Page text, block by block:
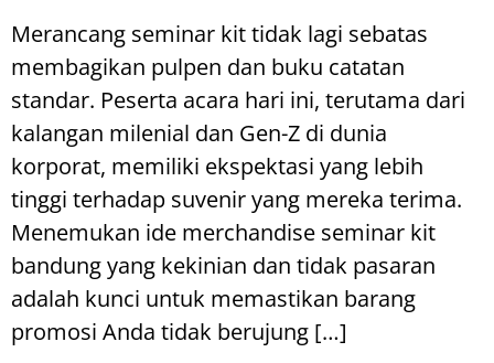
Merancang seminar kit tidak lagi sebatas
membagikan pulpen dan buku catatan
standar. Peserta acara hari ini, terutama dari
kalangan milenial dan Gen-Z di dunia
korporat, memiliki ekspektasi yang lebih
tinggi terhadap suvenir yang mereka terima.
Menemukan ide merchandise seminar kit
bandung yang kekinian dan tidak pasaran
adalah kunci untuk memastikan barang
promosi Anda tidak berujung […]